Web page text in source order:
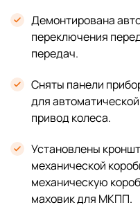
Демонтирована
переключения
передач.
Сняты панели
для
привод колеса.
Установлены
механической
механическую
маховик для МКПП.